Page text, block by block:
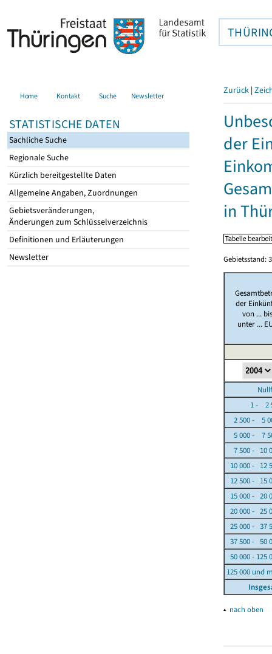
Home Kontakt Suche Newsletter
STATISTISCHE DATEN
Sachliche Suche
Regionale Suche
Kürzlich bereitgestellte Daten
Allgemeine Angaben, Zuordnungen
Gebietsveränderungen,
Änderungen zum Schlüsselverzeichnis
Definitionen und Erläuterungen
Newsletter
Zurück |
der
in
Gebietsstand:
der
von ...
unter ...
1 - 2
2 500 - 5
5 000 - 7
7 500 - 10
10 000 - 12
12 500 - 15
15 000 - 20
20 000 - 25
25 000 - 37
37 500 - 50
50 000 - 125
125 000 und
▴ nach oben